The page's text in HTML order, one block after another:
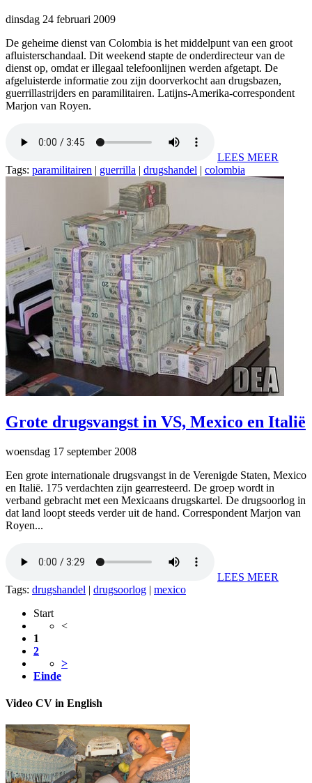
dinsdag 24 februari 2009
De geheime dienst van Colombia is het middelpunt van een groot
afluisterschandaal. Dit weekend stapte de onderdirecteur van de
dienst op, omdat er illegaal telefoonlijnen werden afgetapt. De
afgeluisterde informatie zou zijn doorverkocht aan drugsbazen,
guerrillastrijders en paramilitairen. Latijns-Amerika-correspondent
Marjon van Royen.
LEES MEER
Tags: paramilitairen | guerrilla | drugshandel | colombia
Grote drugsvangst in VS, Mexico en Italië
woensdag 17 september 2008
Een grote internationale drugsvangst in de Verenigde Staten, Mexico
en Italië. 175 verdachten zijn gearresteerd. De groep wordt in
verband gebracht met een Mexicaans drugskartel. De drugsoorlog in
dat land loopt steeds verder uit de hand. Correspondent Marjon van
Royen...
LEES MEER
Tags: drugshandel | drugsoorlog | mexico
Start
<
1
2
>
Einde
Video CV in English